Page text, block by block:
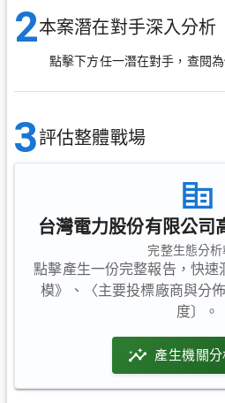
2本案潛在對手深入分析
點擊下方任一潛在對手，查閱
3評估整體戰場
台灣電力股份有限公司
完整生態分析
點擊產生一份完整報告，快
模》、〈主要投標廠商與分
度〕。
產生機關